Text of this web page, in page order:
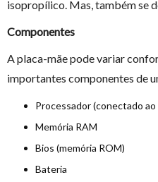
isopropílico. Mas, também se
Componentes
A placa-mãe pode variar
importantes componentes de
Processador (conectado
Memória RAM
Bios (memória ROM)
Bateria